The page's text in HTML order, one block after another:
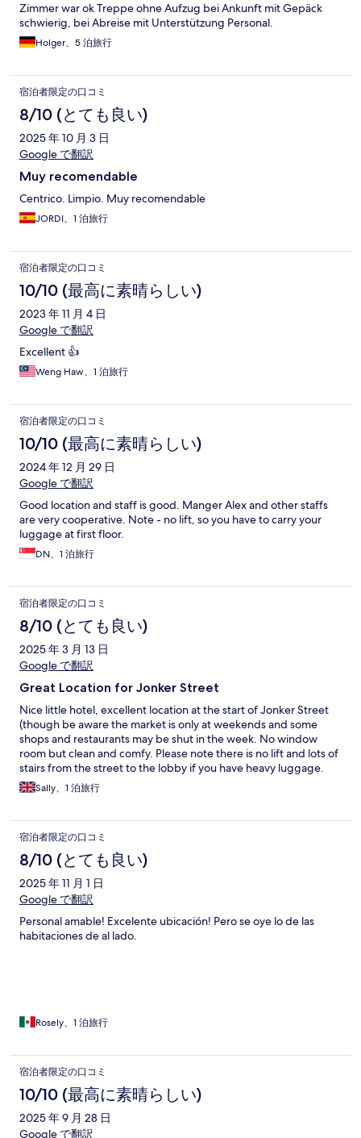
Zimmer war ok Treppe ohne Aufzug bei Ankunft mit Gepäck
schwierig, bei Abreise mit Unterstützung Personal.
Holger、5 泊旅行
宿泊者限定の口コミ
8/10 (とても良い)
2025 年 10 月 3 日
Google で翻訳
Muy recomendable
Centrico. Limpio. Muy recomendable
JORDI、1 泊旅行
宿泊者限定の口コミ
10/10 (最高に素晴らしい)
2023 年 11 月 4 日
Google で翻訳
Excellent 👍
Weng Haw、1 泊旅行
宿泊者限定の口コミ
10/10 (最高に素晴らしい)
2024 年 12 月 29 日
Google で翻訳
Good location and staff is good. Manger Alex and other staffs
are very cooperative. Note - no lift, so you have to carry your
luggage at first floor.
DN、1 泊旅行
宿泊者限定の口コミ
8/10 (とても良い)
2025 年 3 月 13 日
Google で翻訳
Great Location for Jonker Street
Nice little hotel, excellent location at the start of Jonker Street
(though be aware the market is only at weekends and some
shops and restaurants may be shut in the week. No window
room but clean and comfy. Please note there is no lift and lots of
stairs from the street to the lobby if you have heavy luggage.
We were woken very early by a cleaner blasting out music in the
corridor but apart from that had a great stay.
Sally、1 泊旅行
宿泊者限定の口コミ
8/10 (とても良い)
2025 年 11 月 1 日
Google で翻訳
Personal amable! Excelente ubicación! Pero se oye lo de las
habitaciones de al lado.
Rosely、1 泊旅行
宿泊者限定の口コミ
10/10 (最高に素晴らしい)
2025 年 9 月 28 日
Google で翻訳